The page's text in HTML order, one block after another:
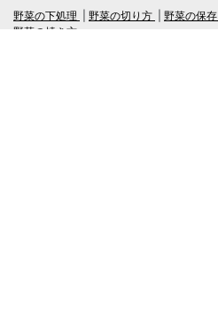
野菜の下処理
野菜の切り方 野菜の保存
野菜の焼き方